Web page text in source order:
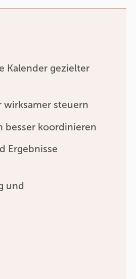
Kalender gezielter
wirksamer steuern
besser koordinieren
Ergebnisse
und